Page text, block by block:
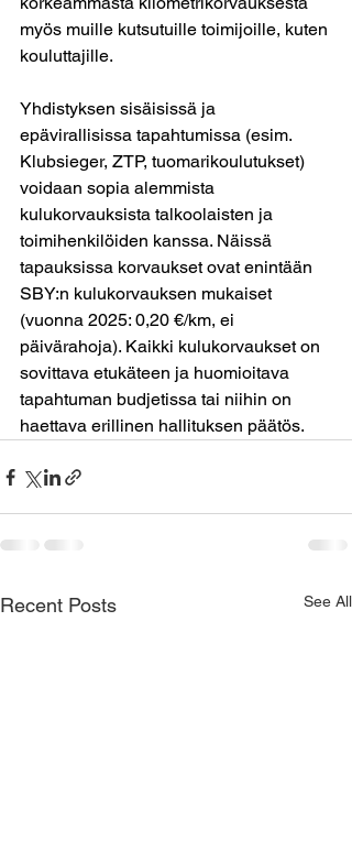
myös muille kutsutuille toimijoille, kuten
kouluttajille.
Yhdistyksen sisäisissä ja
epävirallisissa tapahtumissa (esim.
Klubsieger, ZTP, tuomarikoulutukset)
voidaan sopia alemmista
kulukorvauksista talkoolaisten ja
toimihenkilöiden kanssa. Näissä
tapauksissa korvaukset ovat enintään
SBY:n kulukorvauksen mukaiset
(vuonna 2025: 0,20 €/km, ei
päivärahoja). Kaikki kulukorvaukset on
sovittava etukäteen ja huomioitava
tapahtuman budjetissa tai niihin on
haettava erillinen hallituksen päätös.
Recent Posts See All